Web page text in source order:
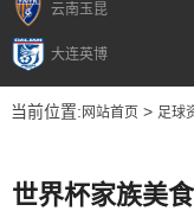
云南玉昆
大连英博
当前位置: 网站首页> 足球
世界杯家族美